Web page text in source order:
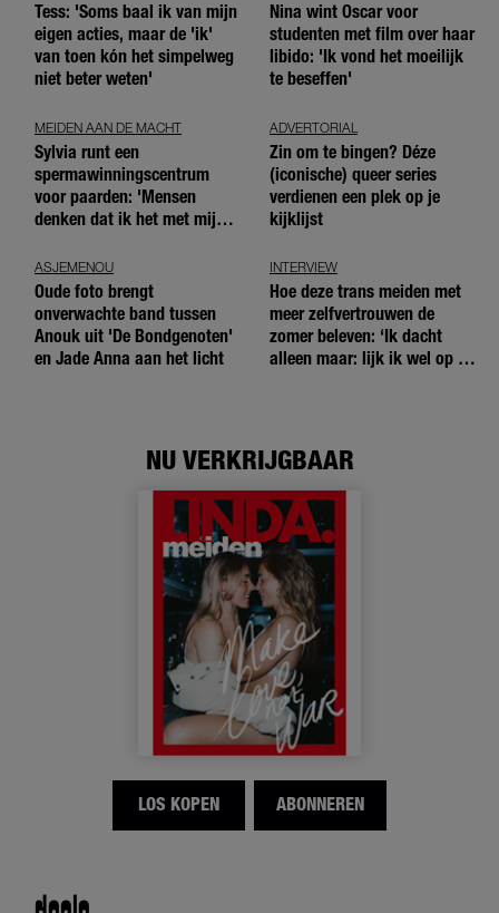
Tess: 'Soms baal ik van mijn
eigen acties, maar de 'ik'
van toen kón het simpelweg
niet beter weten'
Nina wint Oscar voor
studenten met film over haar
libido: 'Ik vond het moeilijk
te beseffen'
MEIDEN AAN DE MACHT
Sylvia runt een
spermawinningscentrum
voor paarden: 'Mensen
denken dat ik het met mijn
ADVERTORIAL
Zin om te bingen? Déze
(iconische) queer series
verdienen een plek op je
kijklijst
ASJEMENOU
Oude foto brengt
onverwachte band tussen
Anouk uit 'De Bondgenoten'
en Jade Anna aan het licht
INTERVIEW
Hoe deze trans meiden met
meer zelfvertrouwen de
zomer beleven: ‘Ik dacht
alleen maar: lijk ik wel op de
NU VERKRIJGBAAR
LOS KOPEN ABONNEREN